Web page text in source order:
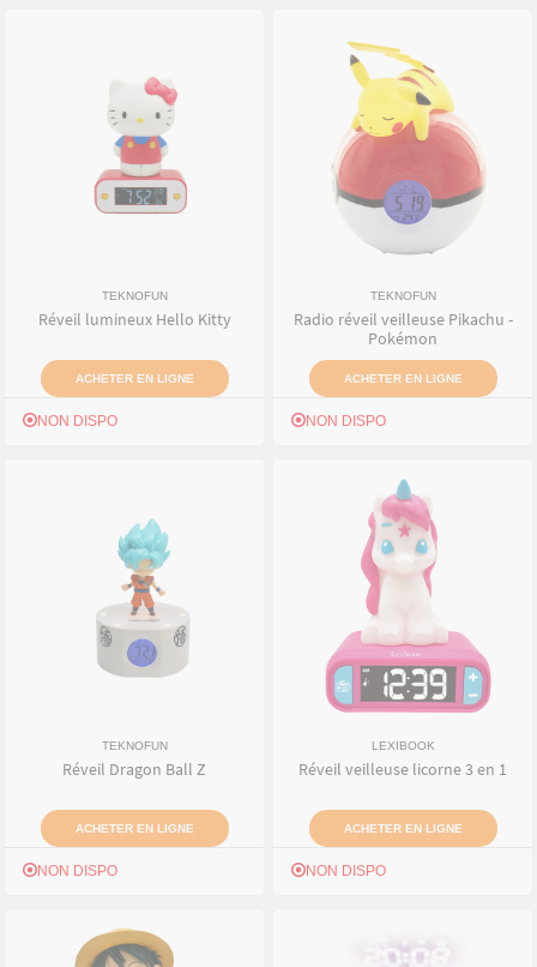
TEKNOFUN
Réveil lumineux Hello Kitty
ACHETER EN LIGNE
NON DISPO
TEKNOFUN
Radio réveil veilleuse Pikachu -
Pokémon
ACHETER EN LIGNE
NON DISPO
TEKNOFUN
Réveil Dragon Ball Z
ACHETER EN LIGNE
NON DISPO
LEXIBOOK
Réveil veilleuse licorne 3 en 1
ACHETER EN LIGNE
NON DISPO